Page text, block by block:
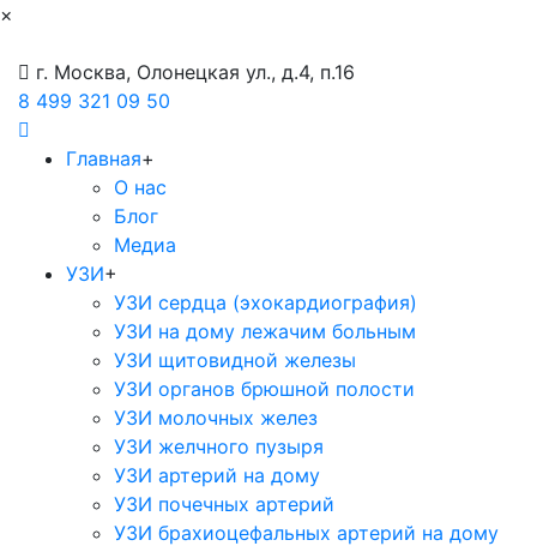
×
г. Москва, Олонецкая ул., д.4, п.16
8 499 321 09 50
Главная+
О нас
Блог
Медиа
УЗИ+
УЗИ сердца (эхокардиография)
УЗИ на дому лежачим больным
УЗИ щитовидной железы
УЗИ органов брюшной полости
УЗИ молочных желез
УЗИ желчного пузыря
УЗИ артерий на дому
УЗИ почечных артерий
УЗИ брахиоцефальных артерий на дому